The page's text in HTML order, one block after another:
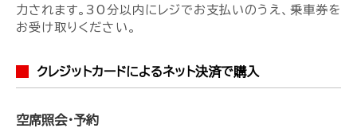
力されます。30分以内にレジでお支払いのうえ、乗車券を
お受け取りください。
クレジットカードによるネット決済で購入
空席照会・予約